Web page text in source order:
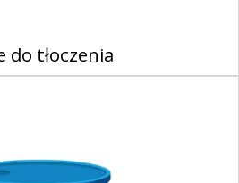
do tłoczenia